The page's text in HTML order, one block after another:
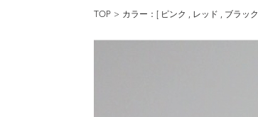
TOP カラー：[ ピンク , レッド , ブラック